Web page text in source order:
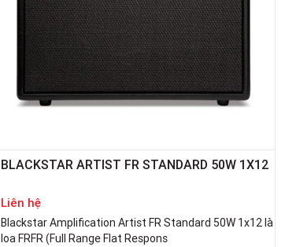
BLACKSTAR ARTIST FR STANDARD 50W 1X12
Liên hệ
Blackstar Amplification Artist FR Standard 50W 1x12 là
loa FRFR (Full Range Flat Respons